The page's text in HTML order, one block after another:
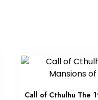
Call of Cthulhu The